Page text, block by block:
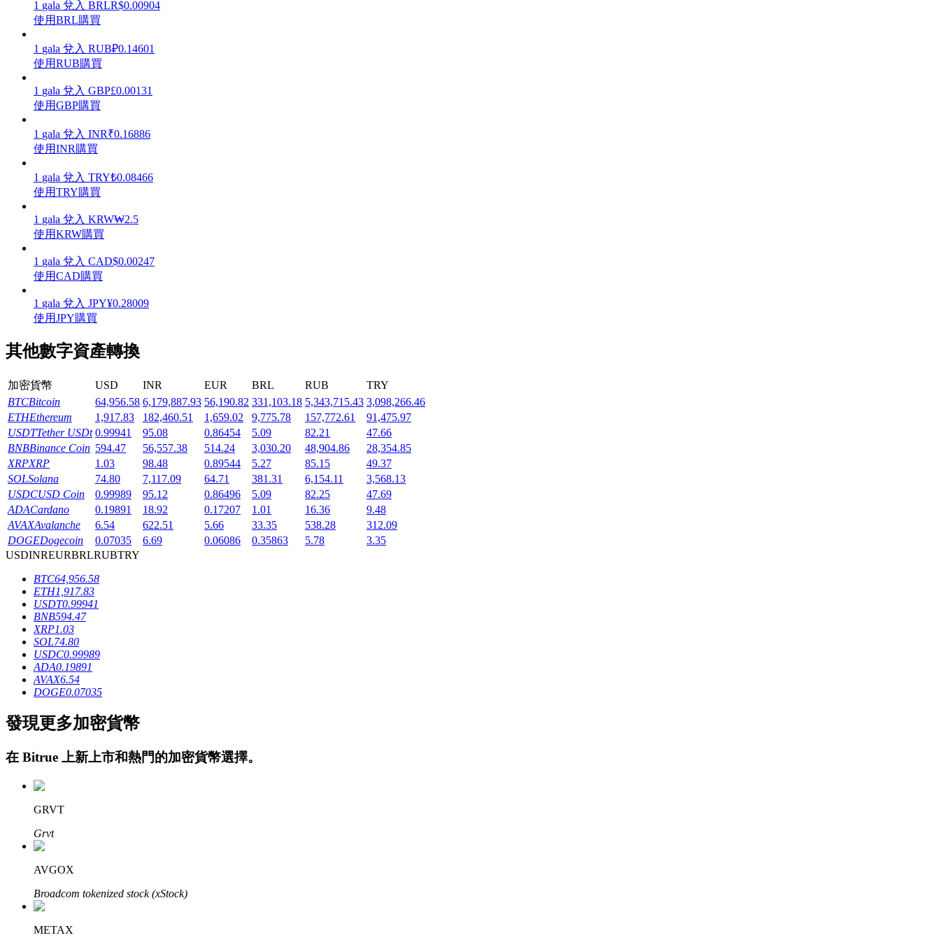
理財
增值寶
機槍池
一鍵質押鎖定高收益
Launchpool
活期質押獲得熱門資產
鎖倉BTR
輕鬆獲得多重福利
借貸寶
借貸數字貨幣，及時且安全的服務
1 gala 兌入 BRLR$0.00904
使用BRL購買
1 gala 兌入 RUB₽0.14601
使用RUB購買
1 gala 兌入 GBP£0.00131
使用GBP購買
1 gala 兌入 INR₹0.16886
使用INR購買
1 gala 兌入 TRY₺0.08466
使用TRY購買
1 gala 兌入 KRW₩2.5
使用KRW購買
1 gala 兌入 CAD$0.00247
使用CAD購買
1 gala 兌入 JPY¥0.28009
使用JPY購買
其他數字資產轉換
加密貨幣 USD INR EUR BRL RUB
TRY
BTCBitcoin 64,956.58 6,179,887.93 56,190.82 331,103.18 5,343,715.43 3,098,266.46
ETHEthereum 1,917.83 182,460.51 1,659.02 9,775.78 157,772.61
91,475.97
USDTTether USDt 0.99941 95.08 0.86454 5.09 82.21
47.66
BNBBinance Coin 594.47 56,557.38 514.24 3,030.20 48,904.86
28,354.85
XRPXRP 1.03 98.48 0.89544 5.27 85.15
49.37
SOLSolana 74.80 7,117.09 64.71 381.31 6,154.11
3,568.13
USDCUSD Coin 0.99989 95.12 0.86496 5.09 82.25
47.69
ADACardano 0.19891 18.92 0.17207 1.01 16.36
9.48
AVAXAvalanche 6.54 622.51 5.66 33.35 538.28
312.09
DOGEDogecoin 0.07035 6.69 0.06086 0.35863 5.78
3.35
USDINREURBRLRUBTRY
BTC64,956.58
ETH1,917.83
USDT0.99941
BNB594.47
XRP1.03
SOL74.80
USDC0.99989
ADA0.19891
AVAX6.54
DOGE0.07035
發現更多加密貨幣
在 Bitrue 上新上市和熱門的加密貨幣選擇。
GRVT
Grvt
AVGOX
Broadcom tokenized stock (xStock)
METAX